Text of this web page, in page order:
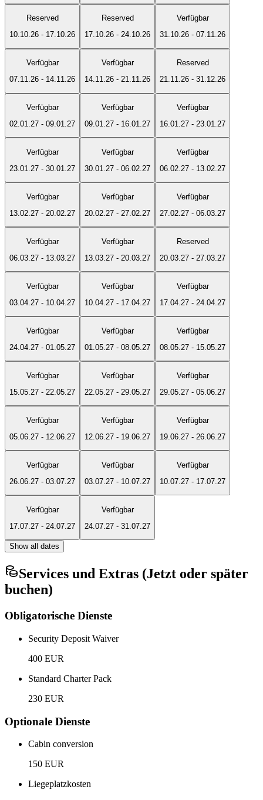
Reserved
10.10.26 - 17.10.26
Reserved
17.10.26 - 24.10.26
Verfügbar
31.10.26 - 07.11.26
Verfügbar
07.11.26 - 14.11.26
Verfügbar
14.11.26 - 21.11.26
Reserved
21.11.26 - 31.12.26
Verfügbar
02.01.27 - 09.01.27
Verfügbar
09.01.27 - 16.01.27
Verfügbar
16.01.27 - 23.01.27
Verfügbar
23.01.27 - 30.01.27
Verfügbar
30.01.27 - 06.02.27
Verfügbar
06.02.27 - 13.02.27
Verfügbar
13.02.27 - 20.02.27
Verfügbar
20.02.27 - 27.02.27
Verfügbar
27.02.27 - 06.03.27
Verfügbar
06.03.27 - 13.03.27
Verfügbar
13.03.27 - 20.03.27
Reserved
20.03.27 - 27.03.27
Verfügbar
03.04.27 - 10.04.27
Verfügbar
10.04.27 - 17.04.27
Verfügbar
17.04.27 - 24.04.27
Verfügbar
24.04.27 - 01.05.27
Verfügbar
01.05.27 - 08.05.27
Verfügbar
08.05.27 - 15.05.27
Verfügbar
15.05.27 - 22.05.27
Verfügbar
22.05.27 - 29.05.27
Verfügbar
29.05.27 - 05.06.27
Verfügbar
05.06.27 - 12.06.27
Verfügbar
12.06.27 - 19.06.27
Verfügbar
19.06.27 - 26.06.27
Verfügbar
26.06.27 - 03.07.27
Verfügbar
03.07.27 - 10.07.27
Verfügbar
10.07.27 - 17.07.27
Verfügbar
17.07.27 - 24.07.27
Verfügbar
24.07.27 - 31.07.27
Show all dates
Services und Extras (Jetzt oder später
buchen)
Obligatorische Dienste
Security Deposit Waiver
400 EUR
Standard Charter Pack
230 EUR
Optionale Dienste
Cabin conversion
150 EUR
Liegeplatzkosten